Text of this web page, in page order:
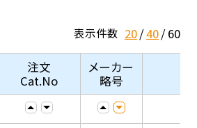
表示件数 20 40 60
注文
Cat.No
メーカー
略号